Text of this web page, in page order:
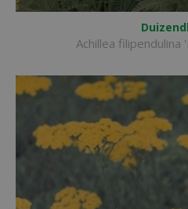
Achillea